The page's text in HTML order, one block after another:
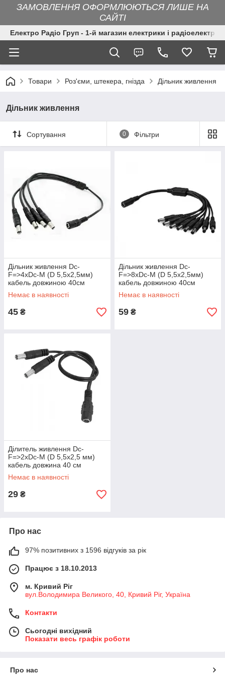
ЗАМОВЛЕННЯ ОФОРМЛЮЮТЬСЯ ЛИШЕ НА
САЙТІ
Електро Радіо Груп - 1-й магазин електрики і
Товари Роз'єми, штекера, гнізда Дільник живлення
Дільник живлення
Сортування 0 Фільтри
Дільник живлення Dc-
F=>4xDc-M (D 5,5x2,5мм)
кабель довжиною 40см
Немає в наявності
45 ₴
Дільник живлення Dс-
F=>8xDс-M (D 5,5x2,5мм)
кабель довжиною 40см
Немає в наявності
59 ₴
Ділитель живлення Dс-
F=>2xDс-M (D 5,5x2,5 мм)
кабель довжина 40 см
Немає в наявності
29 ₴
Про нас
97% позитивних з 1596 відгуків за рік
Працює з 18.10.2013
м. Кривий Ріг
вул.Володимира Великого, 40, Кривий Ріг, Україна
Контакти
Сьогодні вихідний
Показати весь графік роботи
Про нас